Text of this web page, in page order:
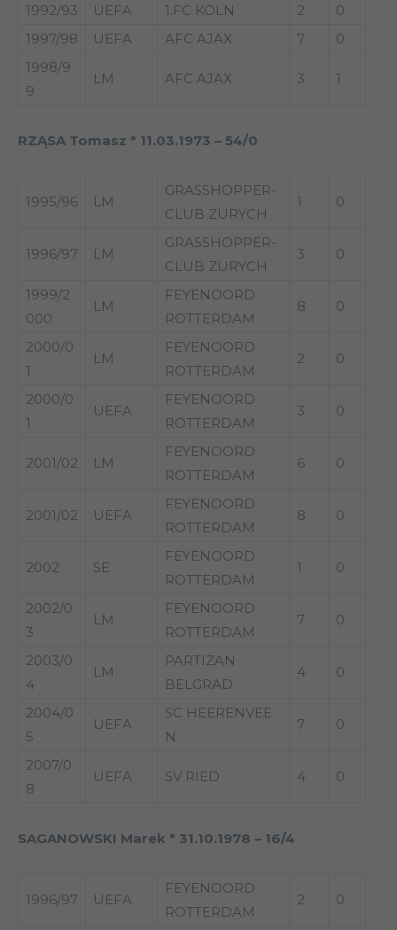
1992/93
UEFA 1.FC KÖLN 2
0
1997/98
UEFA AFC AJAX 7
0
1998/9
9
LM AFC AJAX 3 1
RZĄSA Tomasz * 11.03.1973 – 54/0
1995/96 LM
GRASSHOPPER-
CLUB ZURYCH
1 0
1996/97 LM
GRASSHOPPER-
CLUB ZURYCH
3 0
1999/2
000
LM
FEYENOORD
ROTTERDAM
8 0
2000/0
1
LM
FEYENOORD
ROTTERDAM
2 0
2000/0
1
UEFA
FEYENOORD
ROTTERDAM
3 0
2001/02 LM
FEYENOORD
ROTTERDAM
6 0
2001/02 UEFA
FEYENOORD
ROTTERDAM
8 0
2002 SE
FEYENOORD
ROTTERDAM
1 0
2002/0
3
LM
FEYENOORD
ROTTERDAM
7 0
2003/0
4
LM
PARTIZAN
BELGRAD
4 0
2004/0
5
UEFA
SC HEERENVEE
N
7 0
2007/0
8
UEFA SV RIED 4 0
SAGANOWSKI Marek * 31.10.1978 – 16/4
1996/97 UEFA
FEYENOORD
ROTTERDAM
2 0